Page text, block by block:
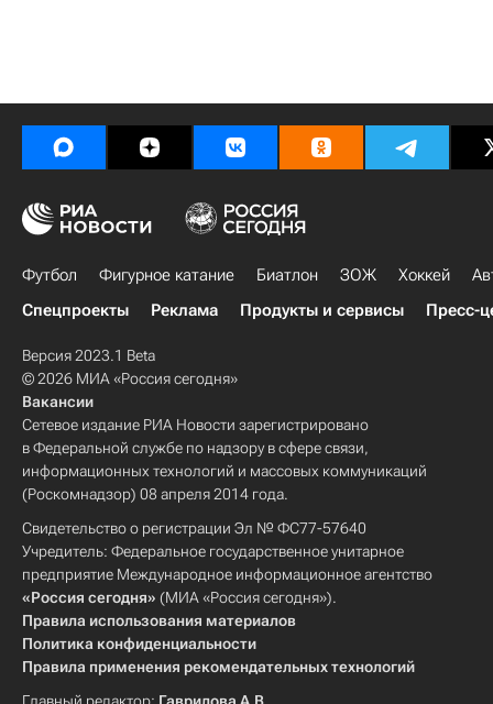
Футбол Фигурное катание Биатлон ЗОЖ Хоккей
Спецпроекты
Реклама Продукты и сервисы Пресс-
Версия 2023.1 Beta
© 2026 МИА «Россия сегодня»
Вакансии
Сетевое издание РИА Новости зарегистрировано
в Федеральной службе по надзору в сфере связи,
информационных технологий и массовых коммуникаций
(Роскомнадзор) 08 апреля 2014 года.
Свидетельство о регистрации Эл № ФС77-57640
Учредитель: Федеральное государственное унитарное
предприятие Международное информационное агентство
«Россия сегодня» (МИА «Россия сегодня»).
Правила использования материалов
Политика конфиденциальности
Правила применения рекомендательных технологий